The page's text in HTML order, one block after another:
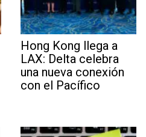
Hong Kong llega a
LAX: Delta celebra
una nueva conexión
con el Pacífico